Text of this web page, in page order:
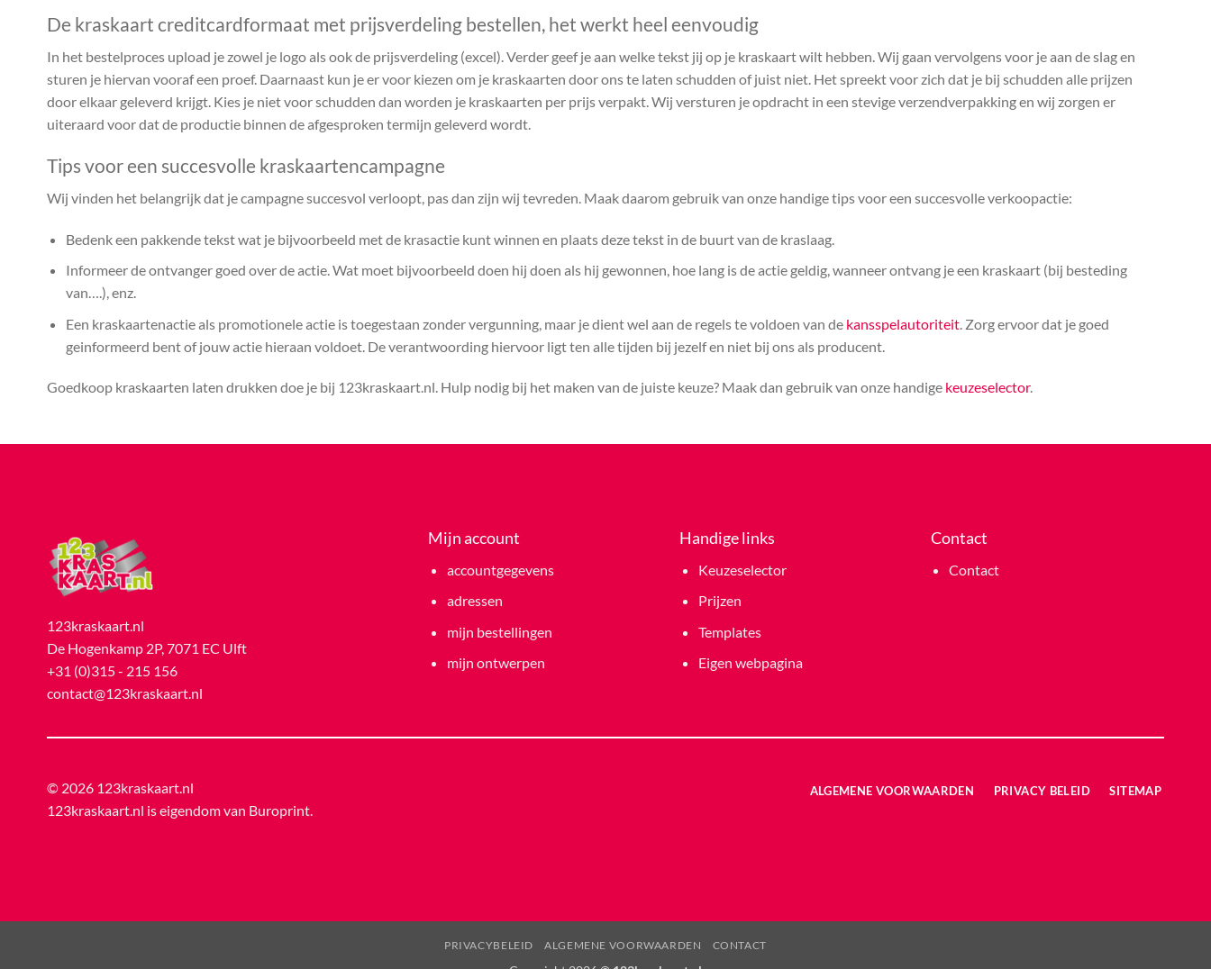
De kraskaart creditcardformaat met prijsverdeling bestellen, het werkt heel eenvoudig
In het bestelproces upload je zowel je logo als ook de prijsverdeling (excel). Verder geef je aan welke tekst jij op je kraskaart wilt hebben. Wij gaan vervolgens voor je aan de slag en
sturen je hiervan vooraf een proef. Daarnaast kun je er voor kiezen om je kraskaarten door ons te laten schudden of juist niet. Het spreekt voor zich dat je bij schudden alle prijzen
door elkaar geleverd krijgt. Kies je niet voor schudden dan worden je kraskaarten per prijs verpakt. Wij versturen je opdracht in een stevige verzendverpakking en wij zorgen er
uiteraard voor dat de productie binnen de afgesproken termijn geleverd wordt.
Tips voor een succesvolle kraskaartencampagne
Wij vinden het belangrijk dat je campagne succesvol verloopt, pas dan zijn wij tevreden. Maak daarom gebruik van onze handige tips voor een succesvolle verkoopactie:
Bedenk een pakkende tekst wat je bijvoorbeeld met de krasactie kunt winnen en plaats deze tekst in de buurt van de kraslaag.
Informeer de ontvanger goed over de actie. Wat moet bijvoorbeeld doen hij doen als hij gewonnen, hoe lang is de actie geldig, wanneer ontvang je een kraskaart (bij besteding
van….), enz.
Een kraskaartenactie als promotionele actie is toegestaan zonder vergunning, maar je dient wel aan de regels te voldoen van de kansspelautoriteit. Zorg ervoor dat je goed
geinformeerd bent of jouw actie hieraan voldoet. De verantwoording hiervoor ligt ten alle tijden bij jezelf en niet bij ons als producent.
Goedkoop kraskaarten laten drukken doe je bij 123kraskaart.nl. Hulp nodig bij het maken van de juiste keuze? Maak dan gebruik van onze handige keuzeselector.
123kraskaart.nl
De Hogenkamp 2P, 7071 EC Ulft
+31 (0)315 - 215 156
contact@123kraskaart.nl
Mijn account
accountgegevens
adressen
mijn bestellingen
mijn ontwerpen
Handige links
Keuzeselector
Prijzen
Templates
Eigen webpagina
Contact
Contact
© 2026 123kraskaart.nl
123kraskaart.nl is eigendom van Buroprint.
ALGEMENE VOORWAARDEN PRIVACY BELEID SITEMAP
PRIVACYBELEID ALGEMENE VOORWAARDEN CONTACT